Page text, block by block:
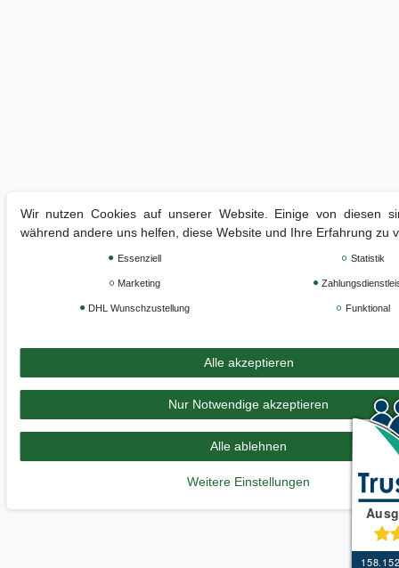
Wir nutzen Cookies auf unserer Website. Einige von diesen
während andere uns helfen, diese Website und Ihre Erfahrung zu
Essenziell Statistik
Marketing
DHL Wunschzustellung Funktional
Alle akzeptieren
Nur Notwendige akzeptieren
Alle ablehnen
Weitere Einstellungen